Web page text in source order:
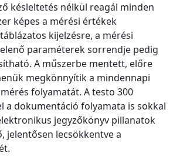
késleltetés nélkül reagál minden
képes a mérési értékek
kijelzésre, a mérési
paraméterek sorrendje pedig
A műszerbe mentett, előre
megkönnyítik a mindennapi
folyamatát. A testo 300
a dokumentáció folyamata is sokkal
jegyzőkönyv pillanatok
jelentősen lecsökkentve a